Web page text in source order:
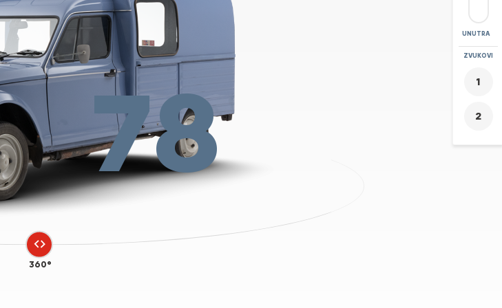
78
360°
UNUTRA
POVEĆAJ
ZVUKOVI